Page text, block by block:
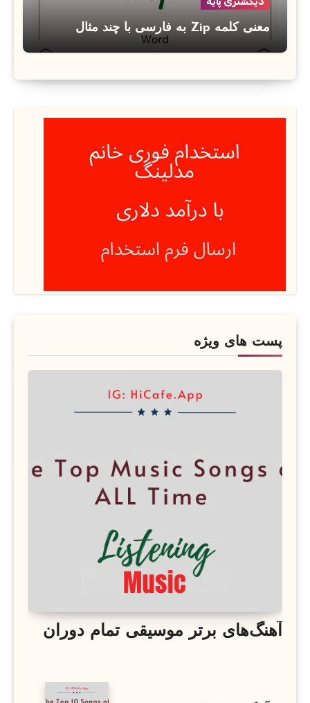
معنی کلمه Zip به فارسی با چند مثال
پست های ویژه
آهنگ‌های برتر موسیقی تمام دوران